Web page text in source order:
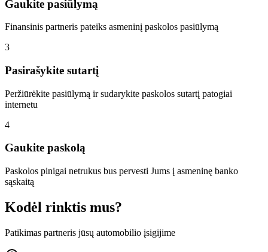
Gaukite pasiūlymą
Finansinis partneris pateiks asmeninį paskolos pasiūlymą
3
Pasirašykite sutartį
Peržiūrėkite pasiūlymą ir sudarykite paskolos sutartį patogiai
internetu
4
Gaukite paskolą
Paskolos pinigai netrukus bus pervesti Jums į asmeninę banko
sąskaitą
Kodėl rinktis mus?
Patikimas partneris jūsų automobilio įsigijime